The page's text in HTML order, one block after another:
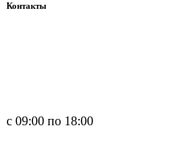
Контакты
с 09:00 по 18:00